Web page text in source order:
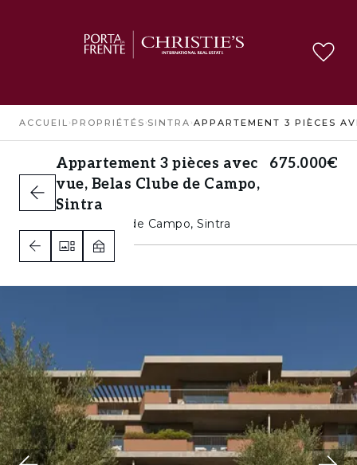
ACCUEIL › PROPRIÉTÉS ›SINTRA ›
Appartement 3 pièces avec
vue, Belas Clube de Campo,
Sintra
Belas Clube de Campo, Sintra
675.000€
2 3